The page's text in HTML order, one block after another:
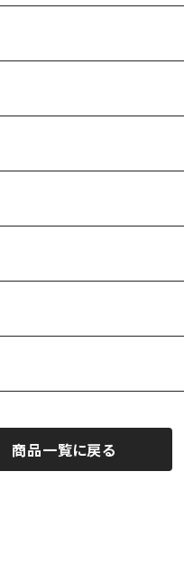
商品一覧に戻る